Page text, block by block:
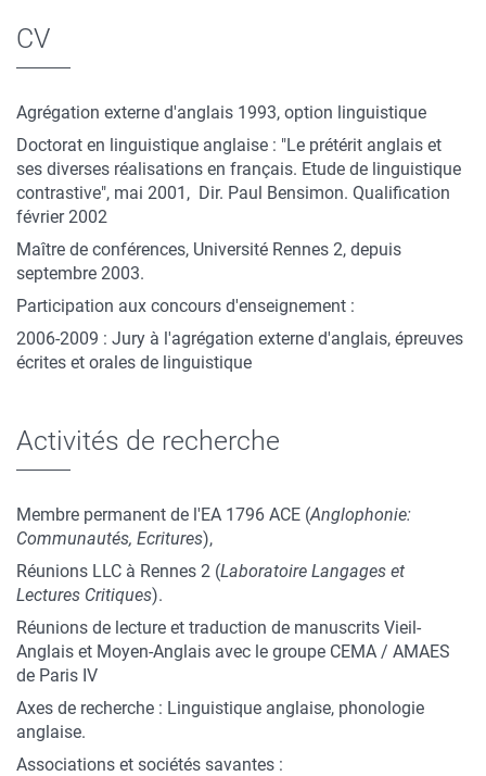
CV
Agrégation externe d'anglais 1993, option linguistique
Doctorat en linguistique anglaise : "Le prétérit anglais et
ses diverses réalisations en français. Etude de linguistique
contrastive", mai 2001, Dir. Paul Bensimon. Qualification
février 2002
Maître de conférences, Université Rennes 2, depuis
septembre 2003.
Participation aux concours d'enseignement :
2006-2009 : Jury à l'agrégation externe d'anglais, épreuves
écrites et orales de linguistique
Activités de recherche
Membre permanent de l'EA 1796 ACE (Anglophonie:
Communautés, Ecritures),
Réunions LLC à Rennes 2 (Laboratoire Langages et
Lectures Critiques).
Réunions de lecture et traduction de manuscrits Vieil-
Anglais et Moyen-Anglais avec le groupe CEMA / AMAES
de Paris IV
Axes de recherche : Linguistique anglaise, phonologie
anglaise.
Associations et sociétés savantes :